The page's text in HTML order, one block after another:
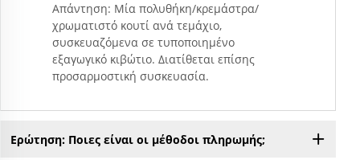
Απάντηση: Μία πολυθήκη/κρεμάστρα/
χρωματιστό κουτί ανά τεμάχιο,
συσκευαζόμενα σε τυποποιημένο
εξαγωγικό κιβώτιο. Διατίθεται επίσης
προσαρμοστική συσκευασία.
Ερώτηση: Ποιες είναι οι μέθοδοι πληρωμής;